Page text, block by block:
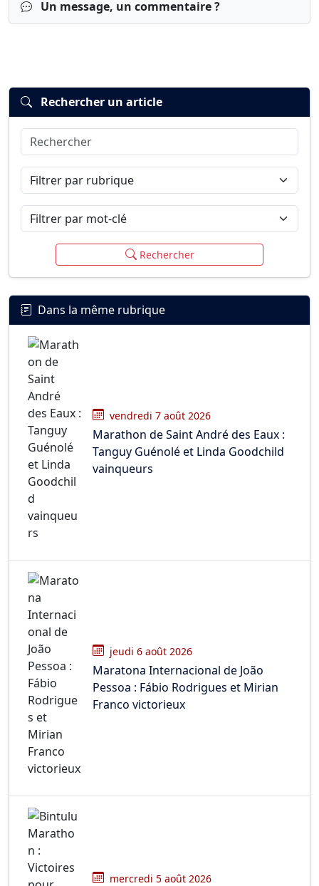
Un message, un commentaire ?
Connexion
Rechercher un article
Rechercher
Filtrer par rubrique
Filtrer par mot-clé
Rechercher
Dans la même rubrique
vendredi 7 août 2026
Marathon de Saint André des Eaux :
Tanguy Guénolé et Linda Goodchild
vainqueurs
jeudi 6 août 2026
Maratona Internacional de João
Pessoa : Fábio Rodrigues et Mirian
Franco victorieux
mercredi 5 août 2026